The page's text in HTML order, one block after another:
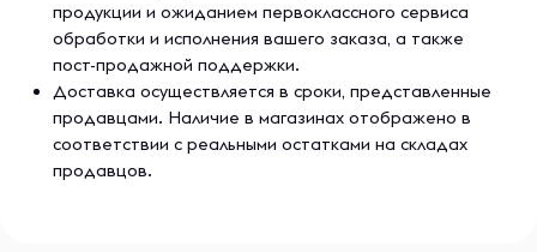
продукции и ожиданием первоклассного сервиса
обработки и исполнения вашего заказа, а также
пост-продажной поддержки.
Доставка осуществляется в сроки, представленные
продавцами. Наличие в магазинах отображено в
соответствии с реальными остатками на складах
продавцов.